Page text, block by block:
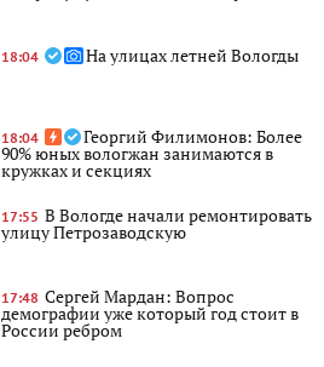
18:04 На улицах летней Вологды
18:04 Георгий Филимонов: Более
90% юных вологжан занимаются в
кружках и секциях
17:55 В Вологде начали ремонтировать
улицу Петрозаводскую
17:48 Сергей Мардан: Вопрос
демографии уже который год стоит в
России ребром